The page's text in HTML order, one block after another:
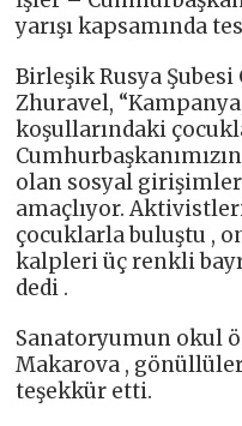
yarışı kapsamında
Birleşik Rusya
Zhuravel,
koşullarındaki
olan sosyal
amaçlıyor.
çocuklarla buluştu ,
kalpleri üç renkli
dedi .
Sanatoryumun okul
Makarova ,
teşekkür etti.